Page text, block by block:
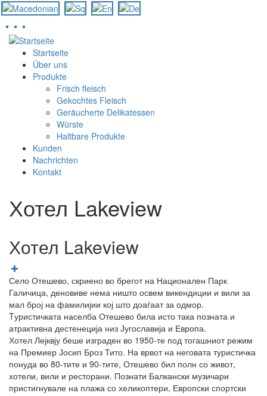
Direkt
Startseite
Über uns
Produkte
Frisch fleisch
Gekochtes Fleisch
Geräucherte Delikatessen
Würste
Haltbare Produkte
Kunden
Nachrichten
Kontakt
Хотел Lakeview
Хотел Lakeview
Село Отешево, скриено во брегот на Национален Парк
Галичица, деновиве нема ништо освем викендиции и вили за
мал број на фамилијии кој што доаѓаат за одмор.
Tуристичката населба Отешево била исто така позната и
атрактивна дестенеција низ Југославија и Европа.
​Хотел Лејквју беше изграден во 1950-те под тогашниот режим
на Премиер Јосип Броз Тито. На врвот на неговата туристичка
понуда во 80-тите и 90-тите, Отешево бил полн со живот,
хотели, вили и ресторани. Познати Балкански музичари
пристигнувале на плажа со хеликоптери, Европски спортски